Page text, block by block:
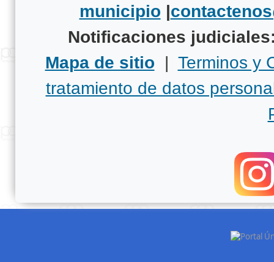
municipio |
Notificaciones
Mapa de sitio | Terminos y
tratamiento de datos